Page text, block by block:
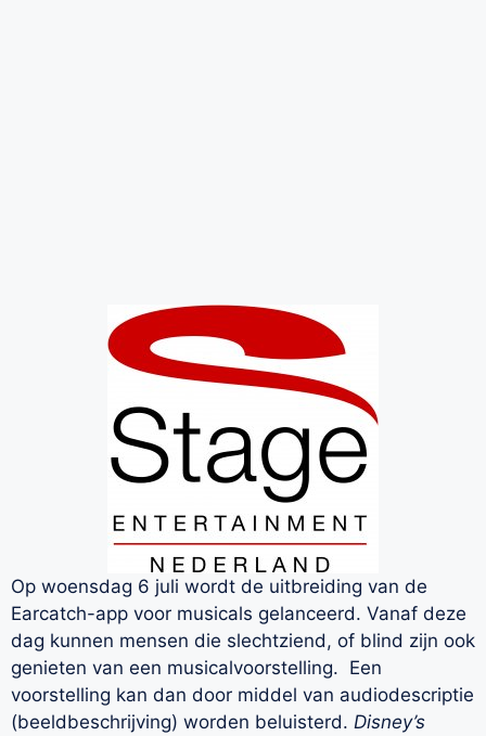
Op woensdag 6 juli wordt de uitbreiding van de
Earcatch-app voor musicals gelanceerd. Vanaf deze
dag kunnen mensen die slechtziend, of blind zijn ook
genieten van een musicalvoorstelling. Een
voorstelling kan dan door middel van audiodescriptie
(beeldbeschrijving) worden beluisterd. Disney’s